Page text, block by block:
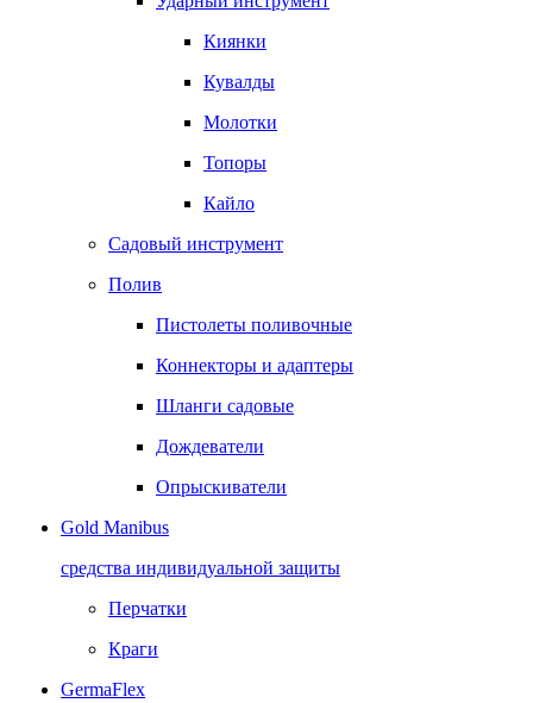
Киянки
Кувалды
Молотки
Топоры
Кайло
Садовый инструмент
Полив
Пистолеты поливочные
Коннекторы и адаптеры
Шланги садовые
Дождеватели
Опрыскиватели
Gold Manibus
средства индивидуальной защиты
Перчатки
Краги
GermaFlex